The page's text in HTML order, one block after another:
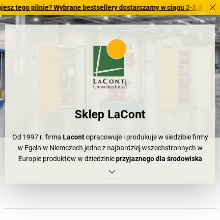
Wybrane bestsellery dostarczamy w ciągu 2-3 dni roboczych.
Sklep LaCont
Od 1997 r. firma Lacontopracowuje i produkuje w siedzibie firmy
w Egeln w Niemczech jedne z najbardziej wszechstronnych w
Europie produktów w dziedzinieprzyjaznego dla środowiska
przechowywania substancji niebezpiecznych